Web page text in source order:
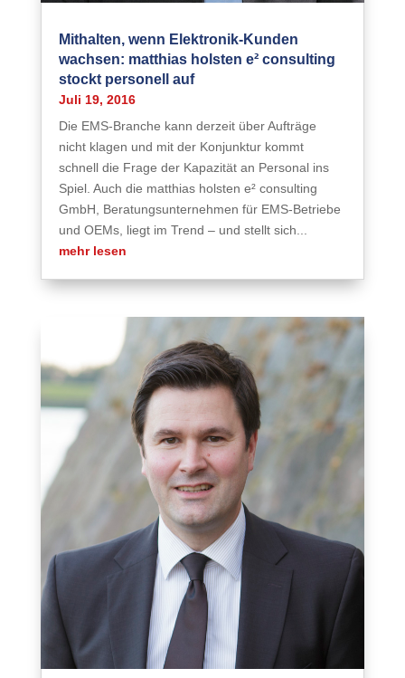
Mithalten, wenn Elektronik-Kunden
wachsen: matthias holsten e² consulting
stockt personell auf
Juli 19, 2016
Die EMS-Branche kann derzeit über Aufträge
nicht klagen und mit der Konjunktur kommt
schnell die Frage der Kapazität an Personal ins
Spiel. Auch die matthias holsten e² consulting
GmbH, Beratungsunternehmen für EMS-Betriebe
und OEMs, liegt im Trend – und stellt sich...
mehr lesen